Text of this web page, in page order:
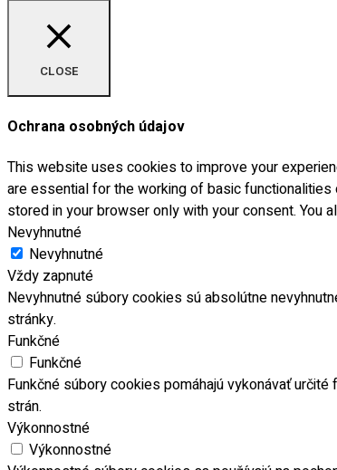
CLOSE
Ochrana osobných údajov
This website uses cookies to improve your
are essential for the working of basic
stored in your browser only with your consent.
Nevyhnutné
Nevyhnutné
Vždy zapnuté
Nevyhnutné súbory cookies sú absolútne
stránky.
Funkčné
Funkčné
Funkčné súbory cookies pomáhajú vykonávať
strán.
Výkonnostné
Výkonnostné